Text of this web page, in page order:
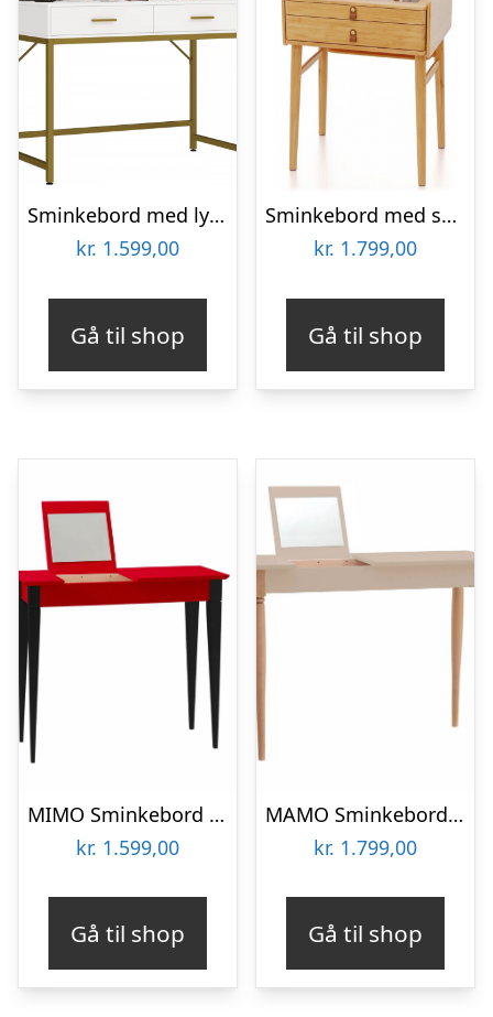
Sminkebord med lys og spejl i stål og MDF H76 – 137,5 x B100 x D50 cm – Mat guld/Hvid
kr. 1.599,00
Gå til shop
Sminkebord med skuffer i bambus H122 x B60 cm – Natur
kr. 1.799,00
Gå til shop
MIMO Sminkebord med spejl – 65×35 cm sorte ben / røde
kr. 1.599,00
Gå til shop
MAMO Sminkebord med spejl 105x35cm Brun Beige
kr. 1.799,00
Gå til shop